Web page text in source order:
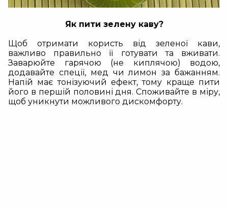
Як пити зелену каву?
Щоб отримати користь від зеленої кави,
важливо правильно її готувати та вживати.
Заварюйте гарячою (не киплячою) водою,
додавайте спеції, мед чи лимон за бажанням.
Напій має тонізуючий ефект, тому краще пити
його в першій половині дня. Споживайте в міру,
щоб уникнути можливого дискомфорту.